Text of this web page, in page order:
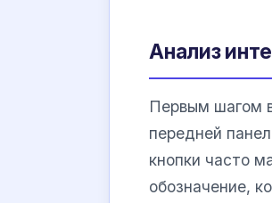
Анализ
Первым шагом
передней
кнопки часто
обозначение,